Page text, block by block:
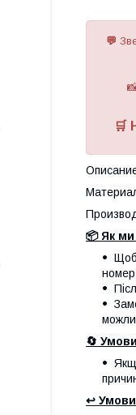
💬
🛒
📦 Як
Щоб
🔄
↩️